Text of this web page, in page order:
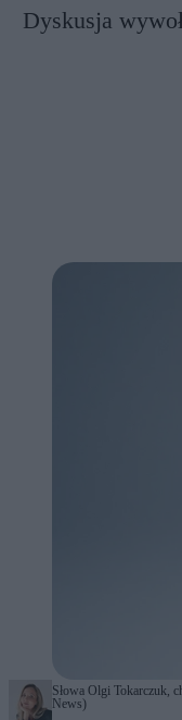
Dyskusja
Słowa Olgi Tokarczuk,
News)